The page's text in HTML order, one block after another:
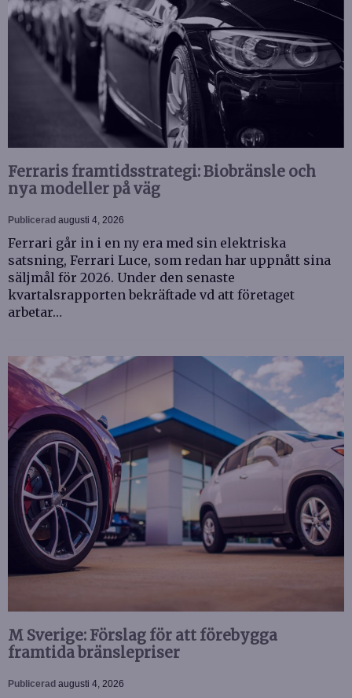
Ferraris framtidsstrategi: Biobränsle och
nya modeller på väg
Publicerad augusti 4, 2026
Ferrari går in i en ny era med sin elektriska
satsning, Ferrari Luce, som redan har uppnått sina
säljmål för 2026. Under den senaste
kvartalsrapporten bekräftade vd att företaget
arbetar…
M Sverige: Förslag för att förebygga
framtida bränslepriser
Publicerad augusti 4, 2026